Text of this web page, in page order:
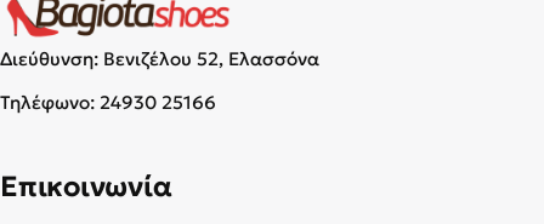
Διεύθυνση: Βενιζέλου 52, Ελασσόνα
Τηλέφωνο: 24930 25166
Επικοινωνία